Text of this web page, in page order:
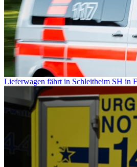
Lieferwagen fährt in Schleitheim SH in